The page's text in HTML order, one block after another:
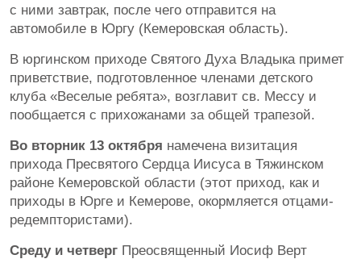
с ними завтрак, после чего отправится на
автомобиле в Юргу (Кемеровская область).
В юргинском приходе Святого Духа Владыка примет
приветствие, подготовленное членами детского
клуба «Веселые ребята», возглавит св. Мессу и
пообщается с прихожанами за общей трапезой.
Во вторник 13 октября намечена визитация
прихода Пресвятого Сердца Иисуса в Тяжинском
районе Кемеровской области (этот приход, как и
приходы в Юрге и Кемерове, окормляется отцами-
редемптористами).
Среду и четверг Преосвященный Иосиф Верт